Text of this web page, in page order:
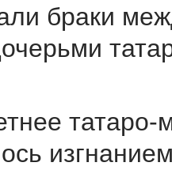
браки
татаро-